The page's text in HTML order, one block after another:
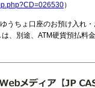
）
うちょ口座のお預け入れ
、別途、ATM硬貨預払料